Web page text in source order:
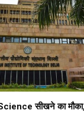
सीखने का